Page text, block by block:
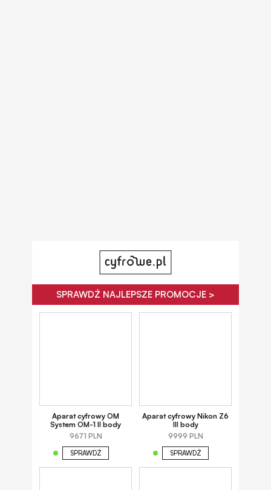
SPRAWDŹ NAJLEPSZE PROMOCJE >
Aparat cyfrowy OM
System OM-1 II body
9671 PLN
SPRAWDŹ
Aparat cyfrowy Nikon Z6
III body
9999 PLN
SPRAWDŹ